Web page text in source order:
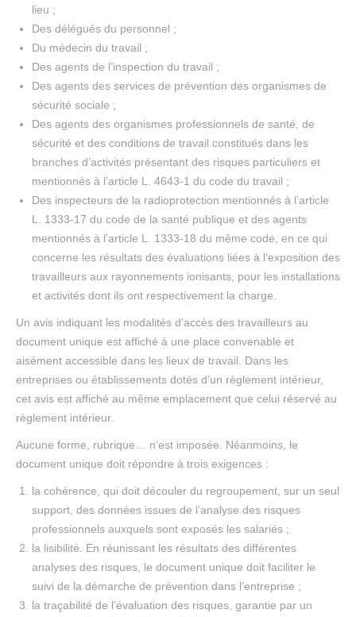
lieu ;
Des délégués du personnel ;
Du médecin du travail ;
Des agents de l’inspection du travail ;
Des agents des services de prévention des organismes de
sécurité sociale ;
Des agents des organismes professionnels de santé, de
sécurité et des conditions de travail constitués dans les
branches d’activités présentant des risques particuliers et
mentionnés à l’article L. 4643-1 du code du travail ;
Des inspecteurs de la radioprotection mentionnés à l’article
L. 1333-17 du code de la santé publique et des agents
mentionnés à l’article L. 1333-18 du même code, en ce qui
concerne les résultats des évaluations liées à l’exposition des
travailleurs aux rayonnements ionisants, pour les installations
et activités dont ils ont respectivement la charge.
Un avis indiquant les modalités d’accès des travailleurs au
document unique est affiché à une place convenable et
aisément accessible dans les lieux de travail. Dans les
entreprises ou établissements dotés d’un règlement intérieur,
cet avis est affiché au même emplacement que celui réservé au
règlement intérieur.
Aucune forme, rubrique… n’est imposée. Néanmoins, le
document unique doit répondre à trois exigences :
la cohérence, qui doit découler du regroupement, sur un seul
support, des données issues de l’analyse des risques
professionnels auxquels sont exposés les salariés ;
la lisibilité. En réunissant les résultats des différentes
analyses des risques, le document unique doit faciliter le
suivi de la démarche de prévention dans l’entreprise ;
la traçabilité de l’évaluation des risques, garantie par un